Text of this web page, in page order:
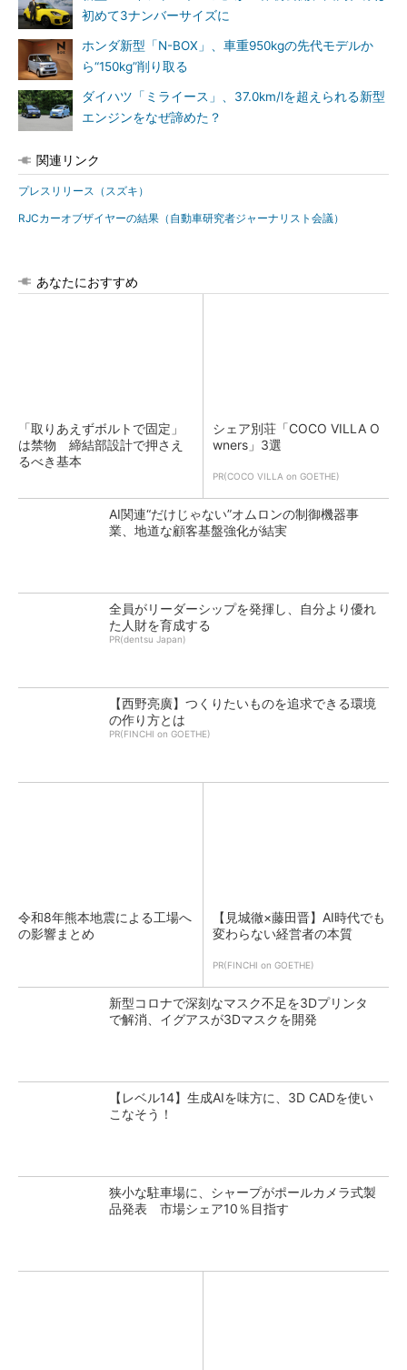
初めて3ナンバーサイズに
ホンダ新型「N-BOX」、車重950kgの先代モデルか
ら“150kg”削り取る
ダイハツ「ミライース」、37.0km/lを超えられる新型
エンジンをなぜ諦めた？
関連リンク
プレスリリース（スズキ）
RJCカーオブザイヤーの結果（自動車研究者ジャーナリスト会議）
あなたにおすすめ
「取りあえずボルトで固定」
は禁物 締結部設計で押さえ
るべき基本
シェア別荘「COCO VILLA O
wners」3選
PR(COCO VILLA on GOETHE)
AI関連“だけじゃない”オムロンの制御機器事
業、地道な顧客基盤強化が結実
全員がリーダーシップを発揮し、自分より優れ
た人財を育成する
PR(dentsu Japan)
【西野亮廣】つくりたいものを追求できる環境
の作り方とは
PR(FINCHI on GOETHE)
令和8年熊本地震による工場へ
の影響まとめ
【見城徹×藤田晋】AI時代でも
変わらない経営者の本質
PR(FINCHI on GOETHE)
新型コロナで深刻なマスク不足を3Dプリンタ
で解消、イグアスが3Dマスクを開発
【レベル14】生成AIを味方に、3D CADを使い
こなそう！
狭小な駐車場に、シャープがポールカメラ式製
品発表 市場シェア10％目指す